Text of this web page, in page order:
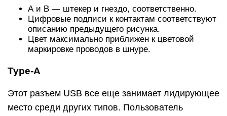
А и В — штекер и гнездо, соответственно.
Цифровые подписи к контактам соответствуют
описанию предыдущего рисунка.
Цвет максимально приближен к цветовой
маркировке проводов в шнуре.
Type-A
Этот разъем USB все еще занимает лидирующее
место среди других типов. Пользователь